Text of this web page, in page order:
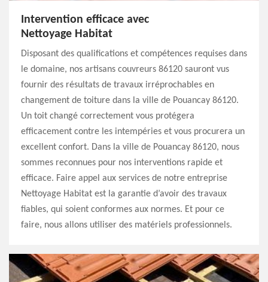
Intervention efficace avec
Nettoyage Habitat
Disposant des qualifications et compétences requises dans
le domaine, nos artisans couvreurs 86120 sauront vus
fournir des résultats de travaux irréprochables en
changement de toiture dans la ville de Pouancay 86120.
Un toit changé correctement vous protégera
efficacement contre les intempéries et vous procurera un
excellent confort. Dans la ville de Pouancay 86120, nous
sommes reconnues pour nos interventions rapide et
efficace. Faire appel aux services de notre entreprise
Nettoyage Habitat est la garantie d’avoir des travaux
fiables, qui soient conformes aux normes. Et pour ce
faire, nous allons utiliser des matériels professionnels.